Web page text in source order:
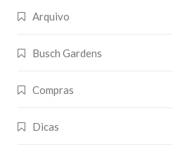
Arquivo
Busch Gardens
Compras
Dicas